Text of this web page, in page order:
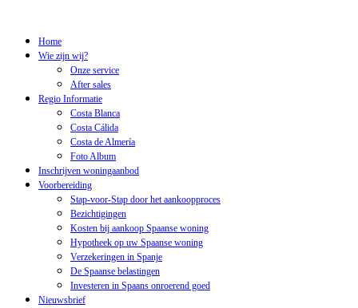
Home
Wie zijn wij?
Onze service
After sales
Regio Informatie
Costa Blanca
Costa Cálida
Costa de Almería
Foto Album
Inschrijven woningaanbod
Voorbereiding
Stap-voor-Stap door het aankoopproces
Bezichtigingen
Kosten bij aankoop Spaanse woning
Hypotheek op uw Spaanse woning
Verzekeringen in Spanje
De Spaanse belastingen
Investeren in Spaans onroerend goed
Nieuwsbrief